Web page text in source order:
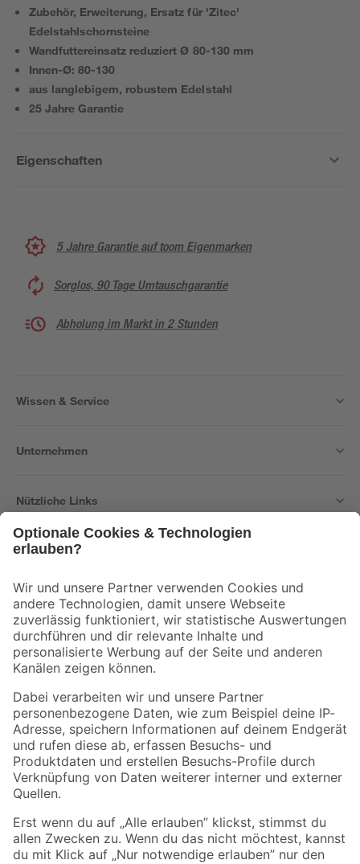
Zubehör, Erweiterung, Ersatz für 'Zitec'
Edelstahlschornsteine
Wandfuttereinsatz reduziert Ø 80-130 mm
Innen-Ø: 80-130
aus langlebigem, robustem Edelstahl
25 Jahre Garantie
Eigenschaften
5 Jahre Garantie auf toom Eigenmarken
Sorglos, 90 Tage Umtauschgarantie
Abholung im Markt in 2 Stunden
Wissen & Service
Unternehmen
Nützliche Links
Der toom Newsletter: Keine Angebote und Aktionen mehr verpassen!
Zur Newsletter Anmeldung
Folge uns
Zahlungsarten Versandarten
Sicher einkaufen
Jetzt die toom-App herunterladen